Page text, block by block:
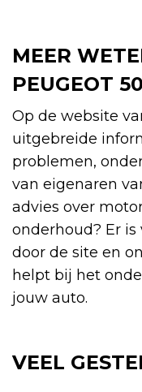
MEER
PEUGEOT
Op de website
uitgebreide
problemen,
van eigenaren
advies over
onderhoud? Er
door de site en
helpt bij het
jouw auto.
VEEL